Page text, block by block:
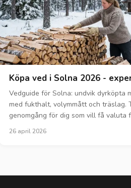
Köpa ved i Solna 2026 -
Vedguide för Solna: undvik dyrköpta
med fukthalt, volymmått och träslag.
genomgång för dig som vill få valuta
eldad kubikmeter.
26 april 2026